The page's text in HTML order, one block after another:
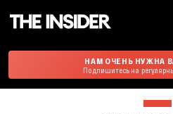
НАМ ОЧЕНЬ НУЖНА
Подпишитесь на